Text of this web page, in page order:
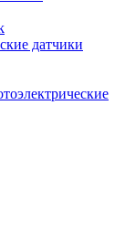
датчики